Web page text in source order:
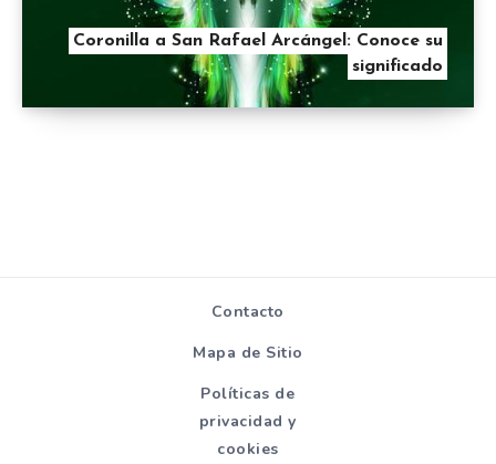
Coronilla a San Rafael Arcángel: Conoce su
significado
Contacto
Mapa de Sitio
Políticas de
privacidad y
cookies